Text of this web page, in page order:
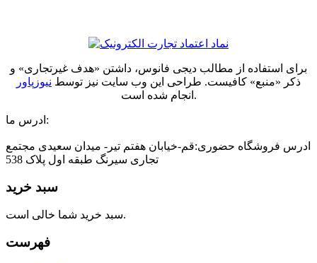
برای استفاده از مطالب دیجی فانوس، داشتن «هدف غیرتجاری» و
ذکر «منبع» کافیست. طراحی این وب سایت نیز توسط نیوزپاور
انجام شده است.
ادرس ما:
ادرس فروشگاه حضوری:قم-خیابان هفتم تیر- میدان سعیدی مجتمع
تجاری سیرنگ طبقه اول پلاک 538
سبد خرید
سبد خرید شما خالی است.
فهرست